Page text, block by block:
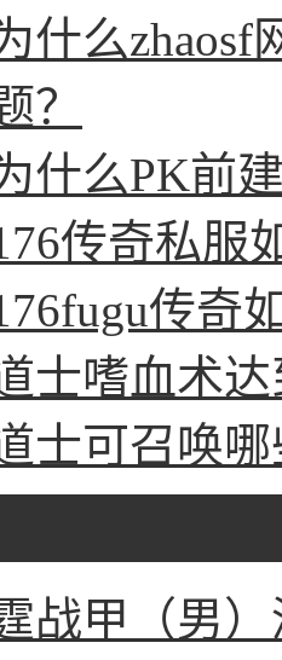
什么
？
什么PK前
传奇私服
传奇
士嗜血术
士可召唤
战甲（男